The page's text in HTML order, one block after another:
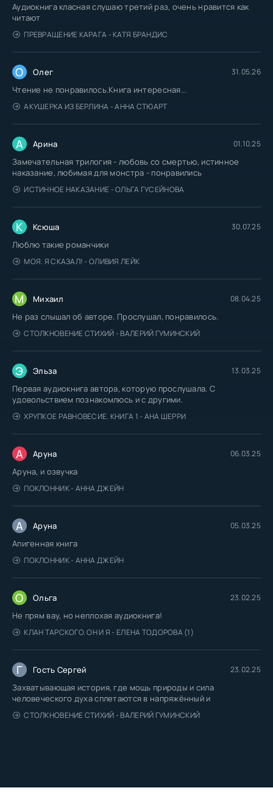
Аудиокнига класная слушаю третий раз, очень нравится как
читают
ПРЕВРАЩЕНИЕ КАРАГА - КАТЯ БРАНДИС
О Олег 31.05.26
Чтение не понравилось.Книга интересная...
АКУШЕРКА ИЗ БЕРЛИНА - АННА СТЮАРТ
А Арина 01.10.25
Замечательная трилогия - любовь со смертью, истинное
наказание, любимая для монстра - понравились
ИСТИННОЕ НАКАЗАНИЕ - ОЛЬГА ГУСЕЙНОВА
К Ксюша 30.07.25
Люблю такие романчики
МОЯ. Я СКАЗАЛ! - ОЛИВИЯ ЛЕЙК
М Михаил 08.04.25
Не раз слышал об авторе. Прослушал, понравилось.
СТОЛКНОВЕНИЕ СТИХИЙ - ВАЛЕРИЙ ГУМИНСКИЙ
Э Эльза 13.03.25
Первая аудиокнига автора, которую прослушала. С
удовольствием познакомлюсь и с другими.
ХРУПКОЕ РАВНОВЕСИЕ. КНИГА 1 - АНА ШЕРРИ
А Аруна 06.03.25
Аруна, и озвучка
ПОКЛОННИК - АННА ДЖЕЙН
А Аруна 05.03.25
Апигенная книга
ПОКЛОННИК - АННА ДЖЕЙН
О Ольга 23.02.25
Не прям вау, но неплохая аудиокнига!
КЛАН ТАРСКОГО. ОН И Я - ЕЛЕНА ТОДОРОВА (1)
Г Гость Сергей 23.02.25
Захватывающая история, где мощь природы и сила
человеческого духа сплетаются в напряжённый и
СТОЛКНОВЕНИЕ СТИХИЙ - ВАЛЕРИЙ ГУМИНСКИЙ